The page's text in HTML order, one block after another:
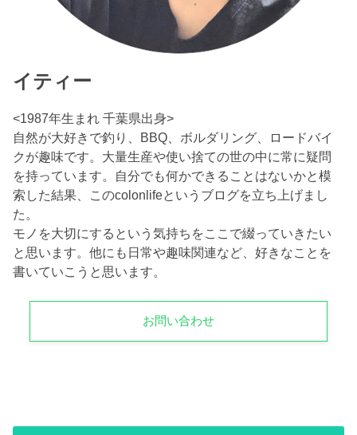
イティー
<1987年生まれ 千葉県出身>
自然が大好きで釣り、BBQ、ボルダリング、ロードバイ
クが趣味です。大量生産や使い捨ての世の中に常に疑問
を持っています。自分でも何かできることはないかと模
索した結果、このcolonlifeというブログを立ち上げまし
た。
モノを大切にするという気持ちをここで綴っていきたい
と思います。他にも日常や趣味関連など、好きなことを
書いていこうと思います。
お問い合わせ